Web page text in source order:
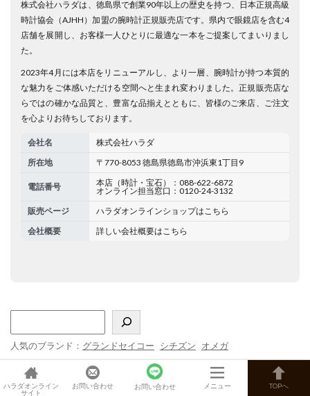
株式会社ハラダは、徳島県で創業90年以上の歴史を持つ、日本正規高級
時計協会（AJHH）加盟の腕時計正規販売店です。県内で眼鏡店を含む4
店舗を展開し、お客様一人ひとりに最適な一本をご提案してまいりまし
た。
2023年4月には本店をリニューアルし、より一層、腕時計が持つ本質的
な魅力をご体感いただける空間へと生まれ変わりました。正規販売店な
らではの確かな品質と、豊富な品揃えとともに、皆様のご来店、ご注文
を心よりお待ちしております。
会社名
株式会社ハラダ
所在地
〒770-8053 徳島県徳島市沖浜東1丁目9
電話番号
本店（時計・宝石）：088-622-6872
オンライン担当窓口：0120-24-3132
販売ページ
ハラダオンラインショップはこちら
会社概要
詳しい会社概要はこちら
人気のブランド： グランドセイコー シチズン オメガ
ハラダオンライン
サイト
お問い合わせ お問い合わせ メニュー TOPへ